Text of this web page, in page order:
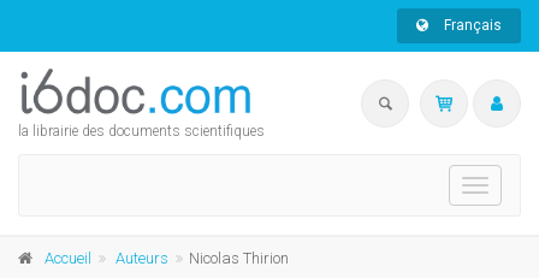
Français
la librairie des documents scientifiques
Toggle
Accueil Auteurs Nicolas Thirion